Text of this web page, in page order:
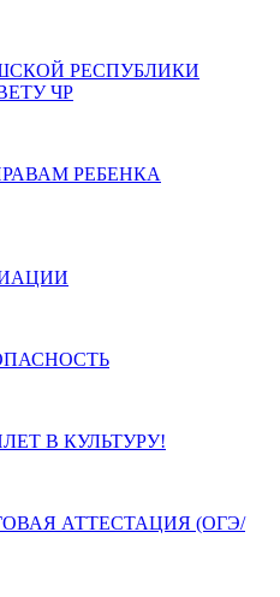
РЕСПУБЛИКИ
ЧР
РЕБЕНКА
В КУЛЬТУРУ!
АТТЕСТАЦИЯ (ОГЭ/